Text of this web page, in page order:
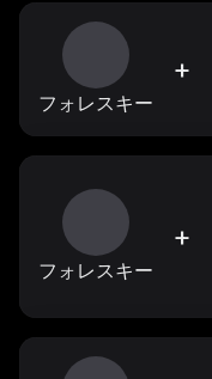
フォレスキー
+
フォレスキー
+